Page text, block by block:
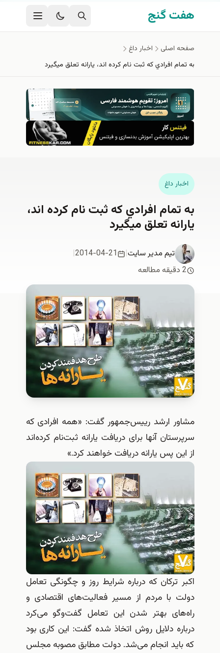
رفتن به محتوای اصلی
هفت گنج
صفحه اصلی
اخبار داغ
به تمام افرادي كه ثبت نام كرده اند، يارانه تعلق ميگيرد
اخبار داغ
به تمام افرادي كه ثبت نام كرده اند،
يارانه تعلق ميگيرد
تیم مدیر سایت|
2014-04-21
|
2 دقیقه مطالعه
مشاور ارشد رییس‌جمهور گفت: «همه افرادی که
سرپرستان آنها برای دریافت یارانه ثبت‌نام کرده‌اند
از این پس یارانه دریافت خواهند کرد.»
اکبر ترکان که درباره شرایط روز و چگونگی تعامل
دولت با مردم از مسیر فعالیت‌های اقتصادی و
راه‌های بهتر شدن این تعامل گفت‌وگو می‌کرد
درباره دلایل روش اتخاذ شده گفت: این کاری بود
که باید انجام می‌شد. دولت مطابق مصوبه مجلس